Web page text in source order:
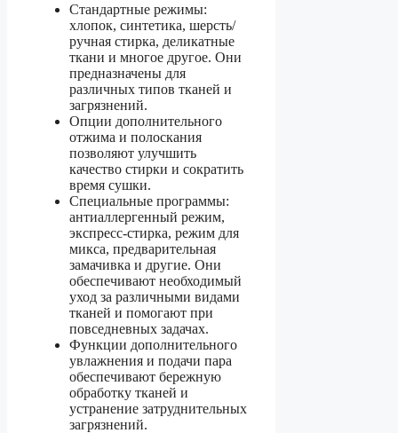
Стандартные режимы:
хлопок, синтетика, шерсть/
ручная стирка, деликатные
ткани и многое другое. Они
предназначены для
различных типов тканей и
загрязнений.
Опции дополнительного
отжима и полоскания
позволяют улучшить
качество стирки и сократить
время сушки.
Специальные программы:
антиаллергенный режим,
экспресс-стирка, режим для
микса, предварительная
замачивка и другие. Они
обеспечивают необходимый
уход за различными видами
тканей и помогают при
повседневных задачах.
Функции дополнительного
увлажнения и подачи пара
обеспечивают бережную
обработку тканей и
устранение затруднительных
загрязнений.